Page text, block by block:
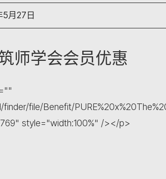
5月27日
师学会会员优惠
file/Benefit/
style="width:100%" /></p>